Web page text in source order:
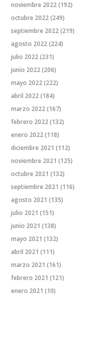
noviembre 2022(192)
octubre 2022(249)
septiembre 2022(219)
agosto 2022(224)
julio 2022(231)
junio 2022(206)
mayo 2022(222)
abril 2022(184)
marzo 2022(167)
febrero 2022(132)
enero 2022(118)
diciembre 2021 (112)
noviembre 2021 (125)
octubre 2021 (132)
septiembre 2021 (116)
agosto 2021 (135)
julio 2021 (151)
junio 2021 (138)
mayo 2021 (132)
abril 2021 (111)
marzo 2021 (161)
febrero 2021 (121)
enero 2021 (10)